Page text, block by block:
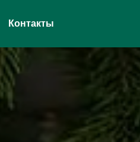
Контакты